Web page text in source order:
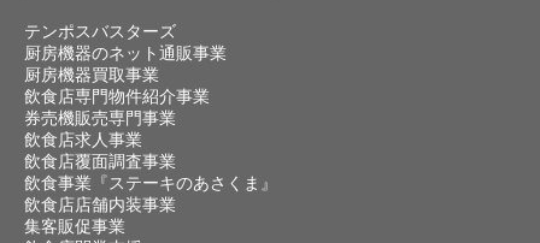
テンポスバスターズ
厨房機器のネット通販事業
厨房機器買取事業
飲食店専門物件紹介事業
券売機販売専門事業
飲食店求人事業
飲食店覆面調査事業
飲食事業『ステーキのあさくま』
飲食店店舗内装事業
集客販促事業